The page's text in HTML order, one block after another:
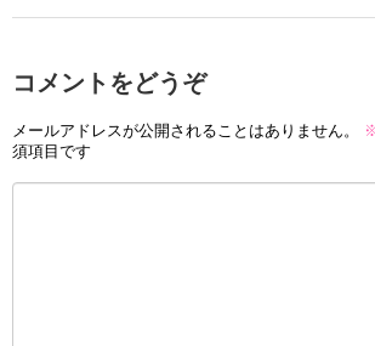
コメントをどうぞ
メールアドレスが公開されることはありません。
須項目です